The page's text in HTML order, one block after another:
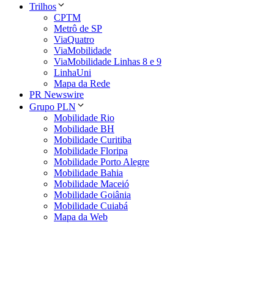
Trilhos
CPTM
Metrô de SP
ViaQuatro
ViaMobilidade
ViaMobilidade Linhas 8 e 9
LinhaUni
Mapa da Rede
PR Newswire
Grupo PLN
Mobilidade Rio
Mobilidade BH
Mobilidade Curitiba
Mobilidade Floripa
Mobilidade Porto Alegre
Mobilidade Bahia
Mobilidade Maceió
Mobilidade Goiânia
Mobilidade Cuiabá
Mapa da Web